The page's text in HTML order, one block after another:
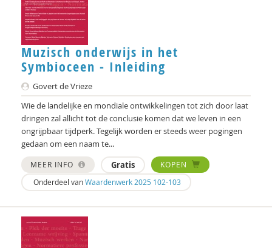
L.L. Stegman
Robin Stemerding
Josine Stremmelaar
Caroline Suransky
Jan Teurlings
Nora Uitterlinden
Elise van Alphen
Leo van de Voort
Antoon van den Braembussche
Cris van der Hoek
Muzisch onderwijs in het
Symbioceen - Inleiding
Govert de Vrieze
Wie de landelijke en mondiale ontwikkelingen tot zich door laat
dringen zal allicht tot de conclusie komen dat we leven in een
ongrijpbaar tijdperk. Tegelijk worden er steeds weer pogingen
gedaan om een naam te...
MEER INFO Gratis
KOPEN
Onderdeel vanWaardenwerk 2025 102-103